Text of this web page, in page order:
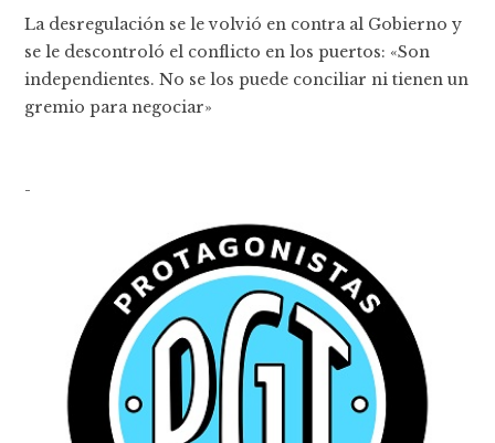
La desregulación se le volvió en contra al Gobierno y
se le descontroló el conflicto en los puertos: «Son
independientes. No se los puede conciliar ni tienen un
gremio para negociar»
-